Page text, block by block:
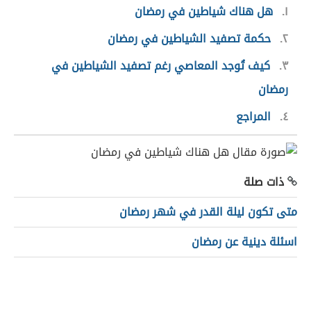
١ هل هناك شياطين في رمضان
٢ حكمة تصفيد الشياطين في رمضان
٣ كيف تُوجد المعاصي رغم تصفيد الشياطين في
رمضان
٤
المراجع
ذات صلة
متى تكون ليلة القدر في شهر رمضان
اسئلة دينية عن رمضان